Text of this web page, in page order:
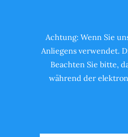
Achtung: Wenn Sie
Anliegens verwendet.
Beachten Sie bitte,
während der